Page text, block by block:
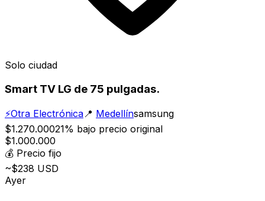
Solo ciudad
Smart TV LG de 75 pulgadas.
⚡Otra Electrónica 📍 Medellínsamsung
$1.270.00021% bajo precio original
$1.000.000
💰 Precio fijo
~$238 USD
Ayer